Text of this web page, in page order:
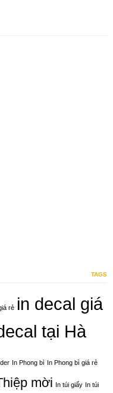
TAGS
rẻ in decal giá
tại Hà
In Phong bì In Phong bì giá rẻ
mời In túi giấy In túi